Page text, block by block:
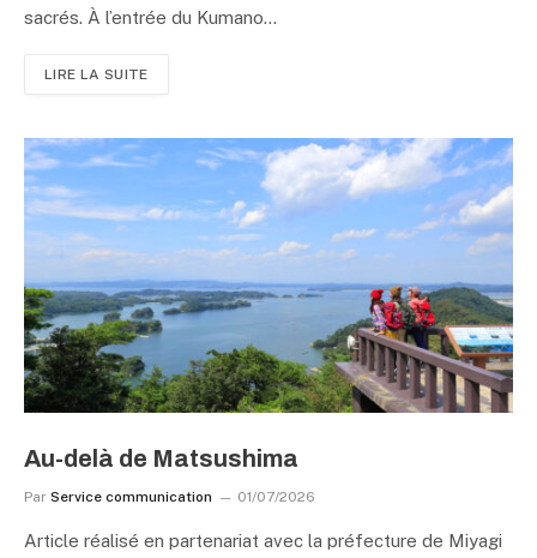
sacrés. À l’entrée du Kumano…
LIRE LA SUITE
Au-delà de Matsushima
Par Service communication 01/07/2026
Article réalisé en partenariat avec la préfecture de Miyagi